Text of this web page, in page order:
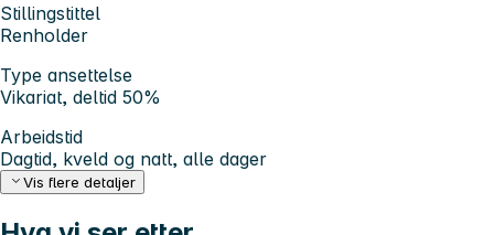
Stillingstittel
Renholder
Type ansettelse
Vikariat, deltid 50%
Arbeidstid
Dagtid, kveld og natt, alle dager
Vis flere detaljer